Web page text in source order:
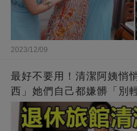
2023/12/09
最好不要用！清潔阿姨悄
西」她們自己都嫌髒「別